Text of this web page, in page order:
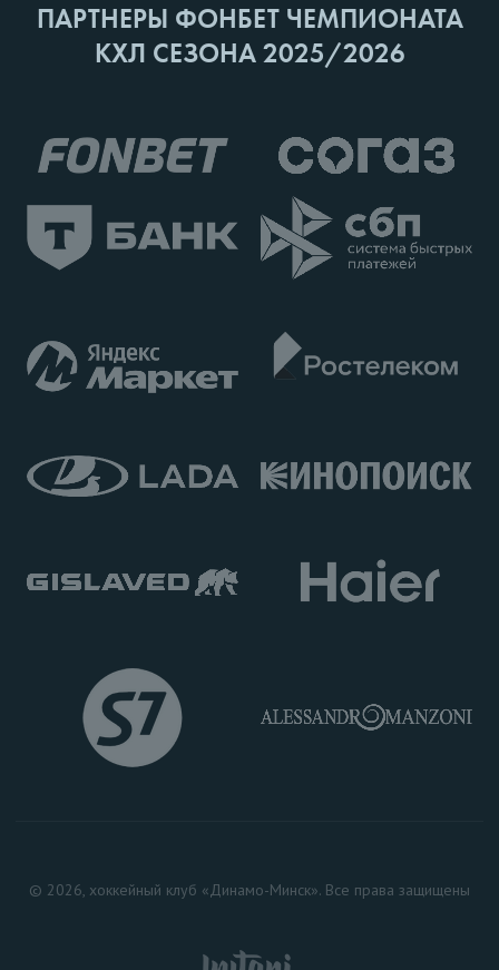
ПАРТНЕРЫ ФОНБЕТ ЧЕМПИОНАТА
КХЛ СЕЗОНА 2025/2026
© 2026, хоккейный клуб «Динамо-Минск». Все права защищены